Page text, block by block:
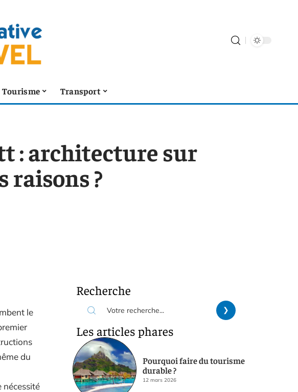
Tourisme Transport
: architecture sur
raisons ?
le
du
nécessité
Recherche
Les articles phares
Pourquoi faire du tourisme
durable ?
12 mars 2026